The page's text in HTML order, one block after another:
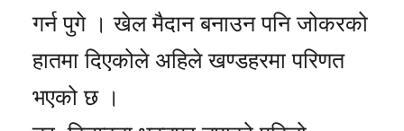
गर्न पुगे । खेल मैदान बनाउन पनि जोकरको
हातमा दिएकोले अहिले खण्डहरमा परिणत
भएको छ ।